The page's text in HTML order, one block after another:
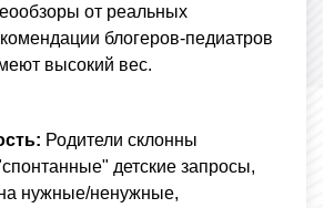
от реальных
блогеров-педиатров
высокий вес.
Родители склонны
детские запросы,
нужные/ненужные,